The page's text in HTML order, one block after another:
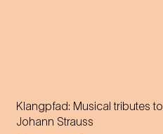
Klangpfad: Musical tributes to
Johann Strauss